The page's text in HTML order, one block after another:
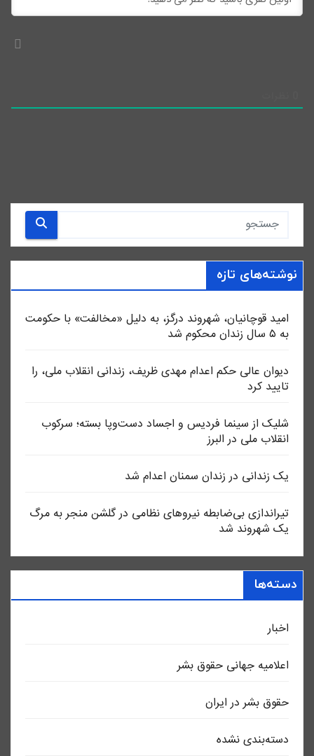
نوشته‌های تازه
امید قوچانیان، شهروند درگز، به دلیل «مخالفت» با حکومت
به ۵ سال زندان محکوم شد
دیوان عالی حکم اعدام مهدی ظریف، زندانی انقلاب ملی، را
تایید کرد
شلیک از سینما فردیس و اجساد دست‌وپا بسته؛ سرکوب
انقلاب ملی در البرز
یک زندانی در زندان سمنان اعدام شد
تیراندازی بی‌ضابطه نیروهای نظامی در گلشن منجر به مرگ
یک شهروند شد
دسته‌ها
اخبار
اعلاميه جهانی حقوق بشر
حقوق بشر در ایران
دسته‌بندی نشده